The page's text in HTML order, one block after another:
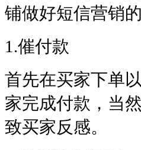
铺做好短信营销的
1.催付款
首先在买家下单
家完成付款，当
致买家反感。